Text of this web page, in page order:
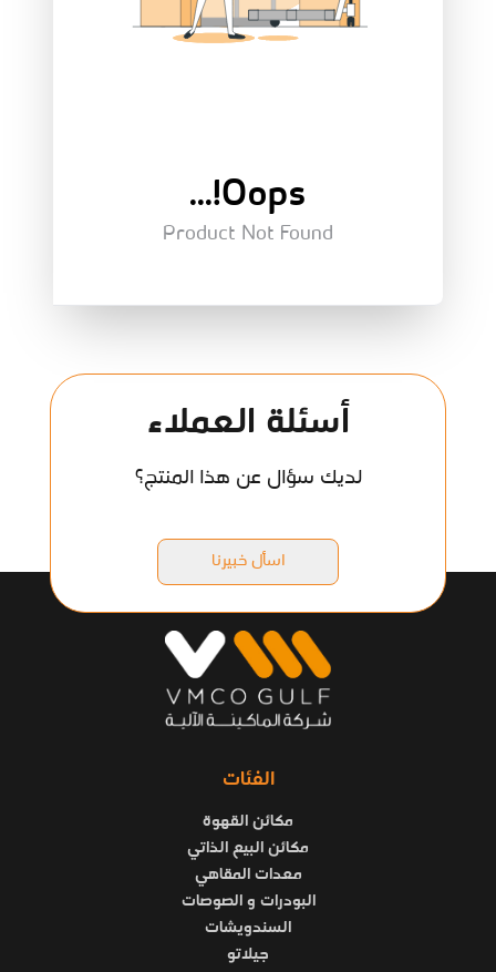
Oops!...
Product Not Found
أسئلة العملاء
لديك سؤال عن هذا المنتج؟
اسأل خبيرنا
الفئات
مكائن القهوة
مكائن البيع الذاتي
معدات المقاهي
البودرات و الصوصات
السندويشات
جيلاتو